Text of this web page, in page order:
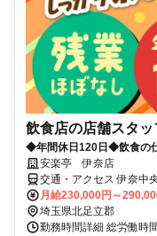
飲食店の店舗スタッ
◆年間休日120日◆飲食の
安楽亭 伊奈店
交通・アクセス 伊奈中
羽貫駅から徒歩で15分
ら自転車で2分
月給230,000円～
埼玉県北足立郡
勤務時間詳細 総労働時